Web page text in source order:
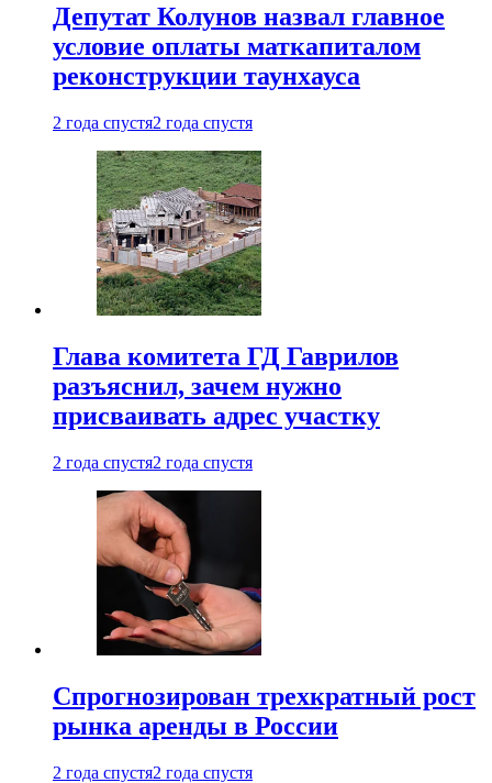
Депутат Колунов назвал главное
условие оплаты маткапиталом
реконструкции таунхауса
2 года спустя2 года спустя
Глава комитета ГД Гаврилов
разъяснил, зачем нужно
присваивать адрес участку
2 года спустя2 года спустя
Спрогнозирован трехкратный рост
рынка аренды в России
2 года спустя2 года спустя